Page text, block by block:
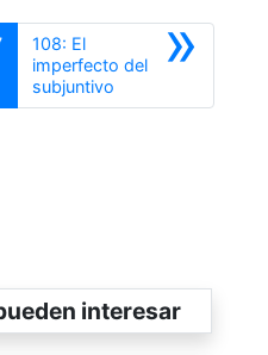
»
108: El
imperfecto del
subjuntivo
interesar